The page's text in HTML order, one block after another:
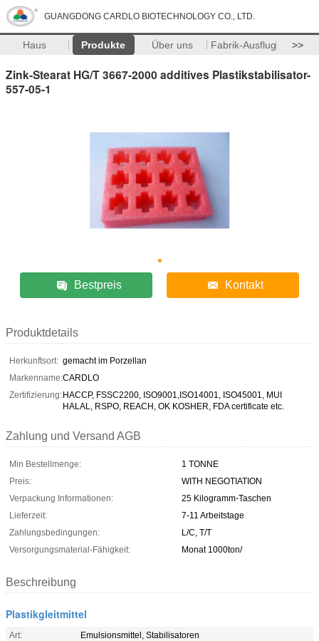
GUANGDONG CARDLO BIOTECHNOLOGY CO., LTD.
Haus Produkte Über uns Fabrik-Ausflug >>
Zink-Stearat HG/T 3667-2000 additives Plastikstabilisator-
557-05-1
Bestpreis Kontakt
Produktdetails
Herkunftsort: gemacht im Porzellan
Markenname:CARDLO
Zertifizierung:HACCP, FSSC2200, ISO9001,ISO14001, ISO45001, MUI
HALAL, RSPO, REACH, OK KOSHER, FDA certificate etc.
Zahlung und Versand AGB
Min Bestellmenge:
1 TONNE
Preis:
WITH NEGOTIATION
Verpackung Informationen:
25 Kilogramm-Taschen
Lieferzeit:
7-11 Arbeitstage
Zahlungsbedingungen:
L/C, T/T
Versorgungsmaterial-Fähigkeit:
Monat 1000ton/
Beschreibung
Plastikgleitmittel
Art:
Emulsionsmittel, Stabilisatoren